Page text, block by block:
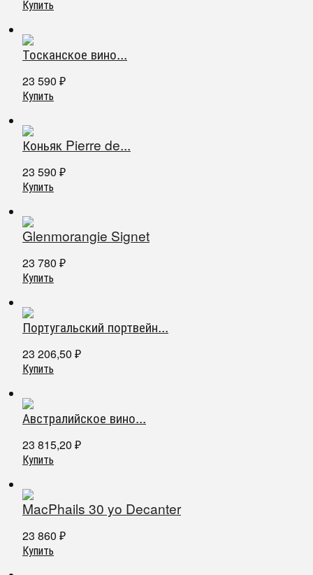
Купить
Тосканское вино...
23 590 ₽
Купить
Коньяк Pierre de...
23 590 ₽
Купить
Glenmorangie Signet
23 780 ₽
Купить
Португальский портвейн...
23 206,50 ₽
Купить
Австралийское вино...
23 815,20 ₽
Купить
MacPhails 30 yo Decanter
23 860 ₽
Купить